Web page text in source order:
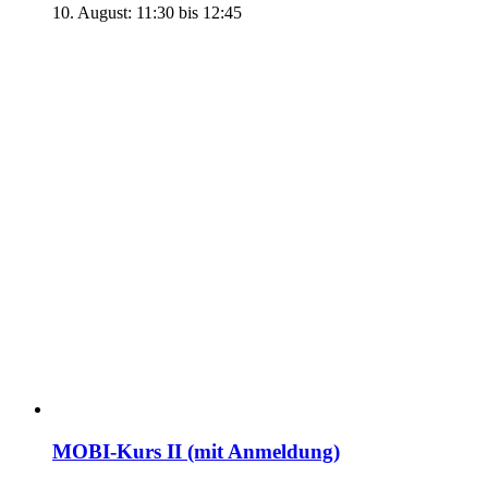
10. August: 11:30 bis 12:45
MOBI-Kurs II (mit Anmeldung)